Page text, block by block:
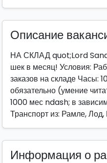
Описание
НА СКЛАД quot;Lord
шек в месяц! Условия:
заказов на складе Часы:
обязательно (умение
1000 мес ndash; в
Транспорт из: Рамле,
Информация о